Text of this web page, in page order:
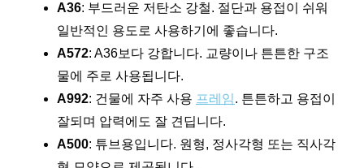
A36: 부드러운 저탄소 강철. 절단과 용접이 쉬워
일반적인 용도로 사용하기에 좋습니다.
A572: A36보다 강합니다. 교량이나 튼튼한 구조
물에 주로 사용됩니다.
A992: 건물에 자주 사용 프레임. 튼튼하고 용접이
잘되며 압력에도 잘 견딥니다.
A500: 튜브용입니다. 원형, 정사각형 또는 직사각